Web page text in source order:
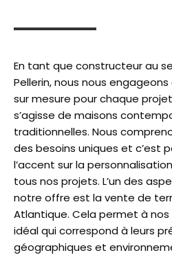
En tant que constructeur au
Pellerin, nous nous
sur mesure pour chaque
s’agisse de maisons
traditionnelles. Nous
des besoins uniques et c’est
l’accent sur la
tous nos projets. L’un des
notre offre est la vente de
Atlantique. Cela permet à nos
idéal qui correspond à leurs
géographiques et